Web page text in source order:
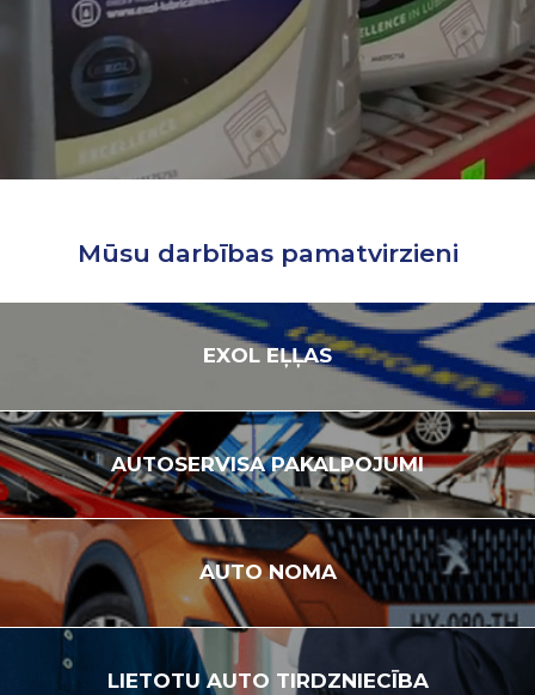
Mūsu darbības pamatvirzieni
EXOLEĻĻAS
AUTOSERVISAPAKALPOJUMI
AUTONOMA
LIETOTUAUTO TIRDZNIECĪBA